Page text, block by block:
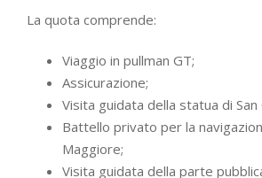
La quota comprende:
Viaggio in pullman GT;
Assicurazione;
Visita guidata della statua di San
Battello privato per la
Maggiore;
Visita guidata della parte